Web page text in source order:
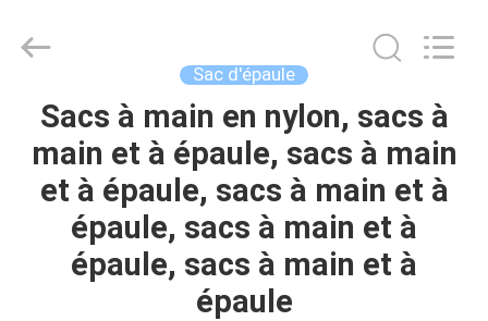
MAISON
PRODUITS
SUJET
Rights
Reserved.
Sac d'épaule
Sacs à main en nylon, sacs à
main et à épaule, sacs à main
et à épaule, sacs à main et à
épaule, sacs à main et à
épaule, sacs à main et à
épaule